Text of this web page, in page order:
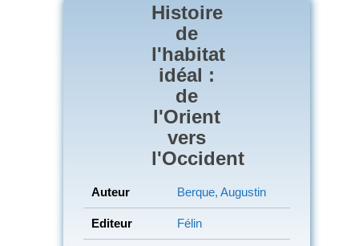
Histoire
de
l'habitat
idéal :
de
l'Orient
vers
l'Occident
Auteur Berque, Augustin
Editeur Félin